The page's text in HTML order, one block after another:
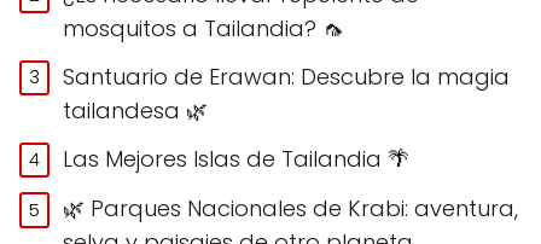
mosquitos a Tailandia? 🦟
Santuario de Erawan: Descubre la magia
tailandesa 🌿
Las Mejores Islas de Tailandia 🌴
🌿 Parques Nacionales de Krabi: aventura,